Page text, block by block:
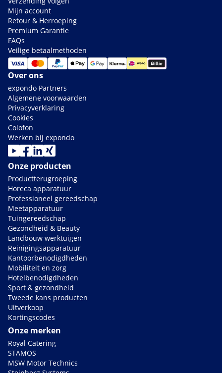
Mijn account
Retour & Herroeping
Premium Garantie
FAQs
Veilige betaalmethoden
Over ons
expondo Partners
Algemene voorwaarden
Privacyverklaring
Cookies
Colofon
Werken bij expondo
Onze producten
Productterugroeping
Horeca apparatuur
Professioneel gereedschap
Meetapparatuur
Tuingereedschap
Gezondheid & Beauty
Landbouw werktuigen
Reinigingsapparatuur
Kantoorbenodigdheden
Mobiliteit en zorg
Hotelbenodigdheden
Sport & gezondheid
Tweede kans producten
Uitverkoop
Kortingscodes
Onze merken
Royal Catering
STAMOS
MSW Motor Technics